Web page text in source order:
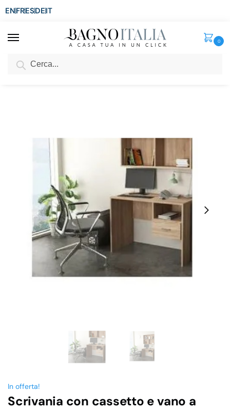
ENFRESDEIT
0
SCONTO del 3%
In offerta!
Scrivania con cassetto e vano a